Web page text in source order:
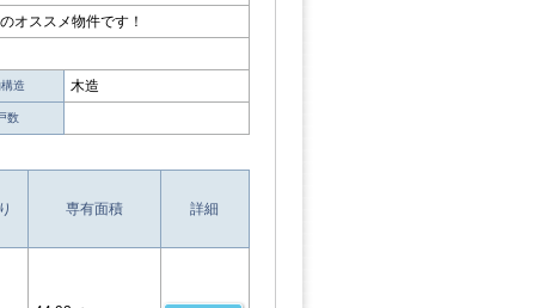
ススメ物件です！
造 木造
数
専有面積 詳細